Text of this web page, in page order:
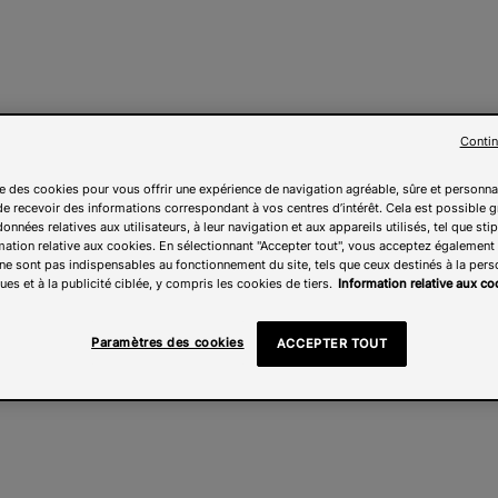
des cookies pour vous offrir une expérience de navigation agréable, sûre et
recevoir des informations correspondant à vos centres d’intérêt. Cela est possible
relatives aux utilisateurs, à leur navigation et aux appareils utilisés, tel que
relative aux cookies. En sélectionnant "Accepter tout", vous acceptez
sont pas indispensables au fonctionnement du site, tels que ceux destinés à la
et à la publicité ciblée, y compris les cookies de tiers. Information relative aux
Paramètres des cookies ACCEPTER TOUT